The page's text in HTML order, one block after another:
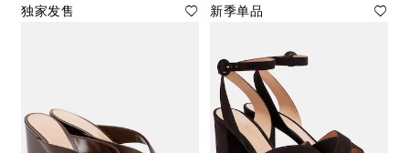
独家发售 新季单品